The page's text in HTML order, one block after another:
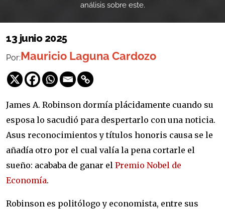
análisis sobre este.
13 junio 2025
Por:Mauricio Laguna Cardozo
James A. Robinson dormía plácidamente cuando su
esposa lo sacudió para despertarlo con una noticia.
Asus reconocimientos y títulos honoris causa se le
añadía otro por el cual valía la pena cortarle el
sueño: acababa de ganar el Premio Nobel de
Economía.
Robinson es politólogo y economista, entre sus